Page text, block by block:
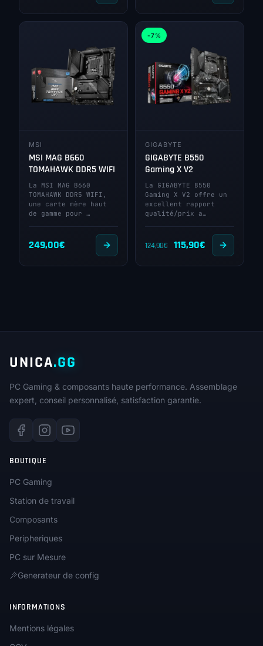
initial
79,00€.
prix
actuel
49,90€.
MSI
MSI MAG B660
TOMAHAWK DDR5 WIFI
La MSI MAG B660
TOMAHAWK DDR5 WIFI,
une carte mère haut
de gamme pour …
249,00€
-7%
GIGABYTE
GIGABYTE B550
Gaming X V2
La GIGABYTE B550
Gaming X V2 offre un
excellent rapport
qualité/prix a…
124,90€
Le
115,90€
prix
UNICA.GG
PC Gaming & composants haute performance. Assemblage
expert, conseil personnalisé, satisfaction garantie.
BOUTIQUE
PC Gaming
Station de travail
Composants
Peripheriques
PC sur Mesure
Generateur de config
INFORMATIONS
Mentions légales